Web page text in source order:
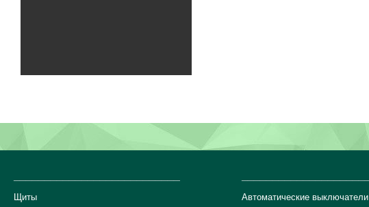
Щиты
Автоматические выключатели